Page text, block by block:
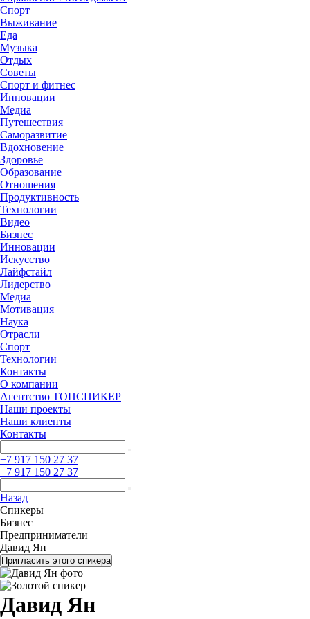
Спорт
Выживание
Еда
Музыка
Отдых
Советы
Спорт и фитнес
Инновации
Медиа
Путешествия
Саморазвитие
Вдохновение
Здоровье
Образование
Отношения
Продуктивность
Технологии
Видеo
Бизнес
Инновации
Искусство
Лайфстайл
Лидерство
Медиа
Мотивация
Наука
Отрасли
Спорт
Технологии
Контакты
О компании
Агентство ТОПСПИКЕР
Наши проекты
Наши клиенты
Контакты
+7 917 150 27 37
+7 917 150 27 37
Назад
Спикеры
Бизнес
Предприниматели
Давид Ян
Пригласить этого спикера
Давид Ян